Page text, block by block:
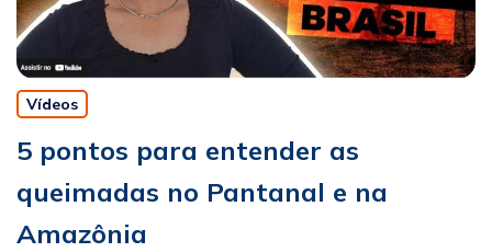
Vídeos
5 pontos para entender as
queimadas no Pantanal e na
Amazônia